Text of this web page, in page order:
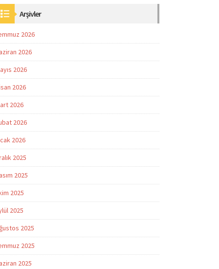
Arşivler
2026
2026
2026
2026
2026
2026
2026
2025
2025
2025
2025
2025
2025
2025